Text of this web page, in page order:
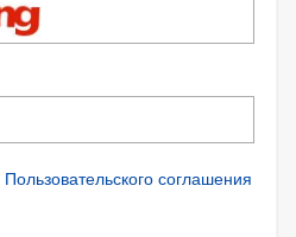
Пользовательского соглашения